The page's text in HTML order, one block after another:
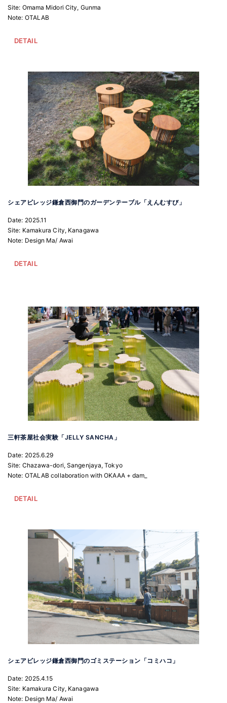
Site: Omama Midori City, Gunma
Note: OTALAB
DETAIL
シェアビレッジ鎌倉西御門のガーデンテーブル「えんむすび」
Date: 2025.11
Site: Kamakura City, Kanagawa
Note: Design Ma/ Awai
DETAIL
三軒茶屋社会実験「JELLY SANCHA」
Date: 2025.6.29
Site: Chazawa-dori, Sangenjaya, Tokyo
Note: OTALAB collaboration with OKAAA + dam_
DETAIL
シェアビレッジ鎌倉西御門のゴミステーション「コミハコ」
Date: 2025.4.15
Site: Kamakura City, Kanagawa
Note: Design Ma/ Awai